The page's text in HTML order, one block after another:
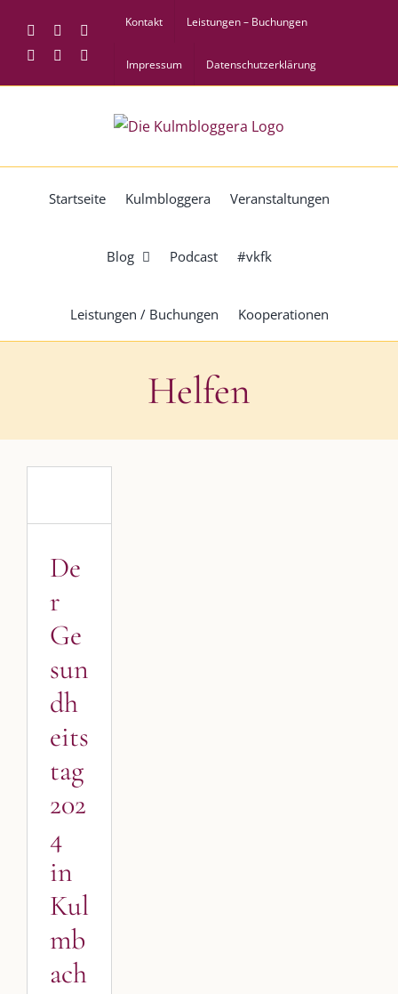
Inhalt
springen
FacebookInstagramTwitter
PinterestYouTube
Kontakt Leistungen – Buchungen
Impressum Datenschutzerklärung
Startseite Kulmbloggera Veranstaltungen
Blog Podcast #vkfk
Leistungen / Buchungen Kooperationen
Helfen
Kulmbach
Blogbeiträge
Veranstaltungen
De
r
Ge
sun
dh
eits
tag
202
4
in
Kul
mb
ach